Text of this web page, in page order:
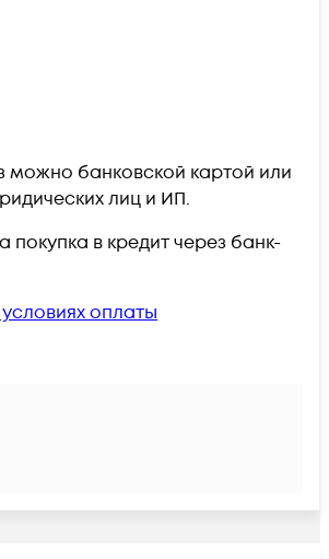
можно банковской картой или
лиц и ИП.
покупка в кредит через банк-
оплаты